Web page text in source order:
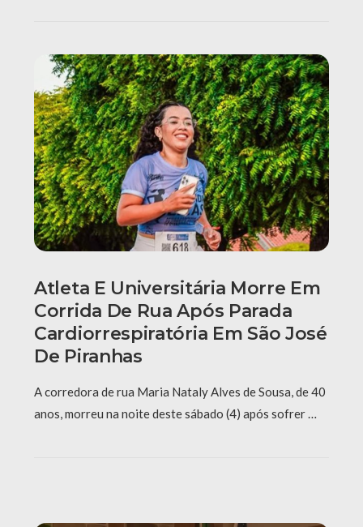
Atleta E Universitária Morre Em
Corrida De Rua Após Parada
Cardiorrespiratória Em São José
De Piranhas
A corredora de rua Maria Nataly Alves de Sousa, de 40
anos, morreu na noite deste sábado (4) após sofrer …